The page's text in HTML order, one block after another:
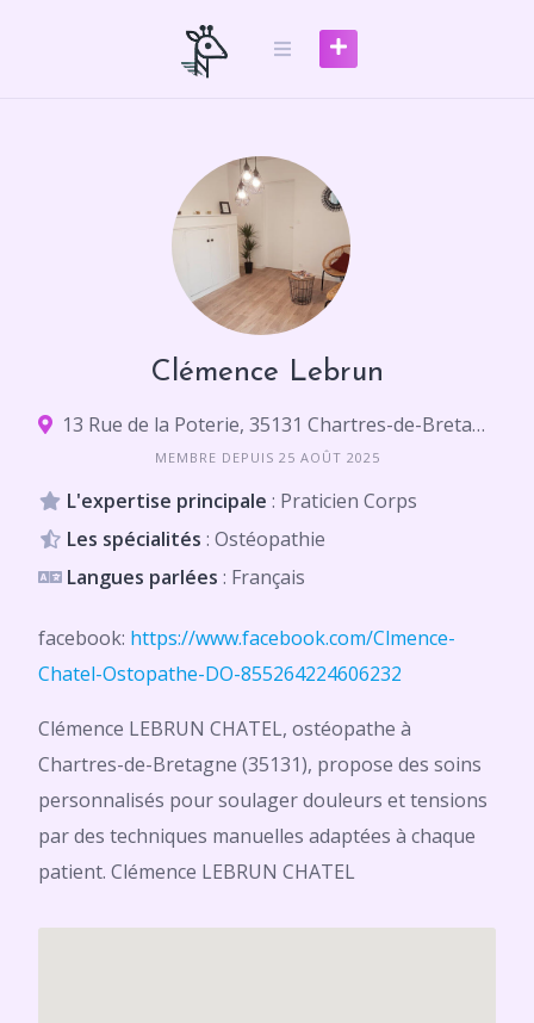
Clémence Lebrun
13 Rue de la Poterie, 35131 Chartres-de-Bretagne
MEMBRE DEPUIS 25 AOÛT 2025
L'expertise principale : Praticien Corps
Les spécialités : Ostéopathie
Langues parlées : Français
facebook: https://www.facebook.com/Clmence-
Chatel-Ostopathe-DO-855264224606232
Clémence LEBRUN CHATEL, ostéopathe à
Chartres-de-Bretagne (35131), propose des soins
personnalisés pour soulager douleurs et tensions
par des techniques manuelles adaptées à chaque
patient. Clémence LEBRUN CHATEL